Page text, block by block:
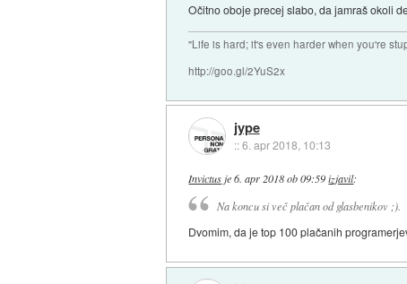
Očitno oboje precej slabo, da jamraš okoli
"Life is hard; it's even harder when you're
http://goo.gl/2YuS2x
jype
::6. apr 2018, 10:13
Invictusje6. apr 2018 ob 09:59 izjavil:
Na koncu si več plačan od glasbenikov ;).
Dvomim, da je top 100 plačanih